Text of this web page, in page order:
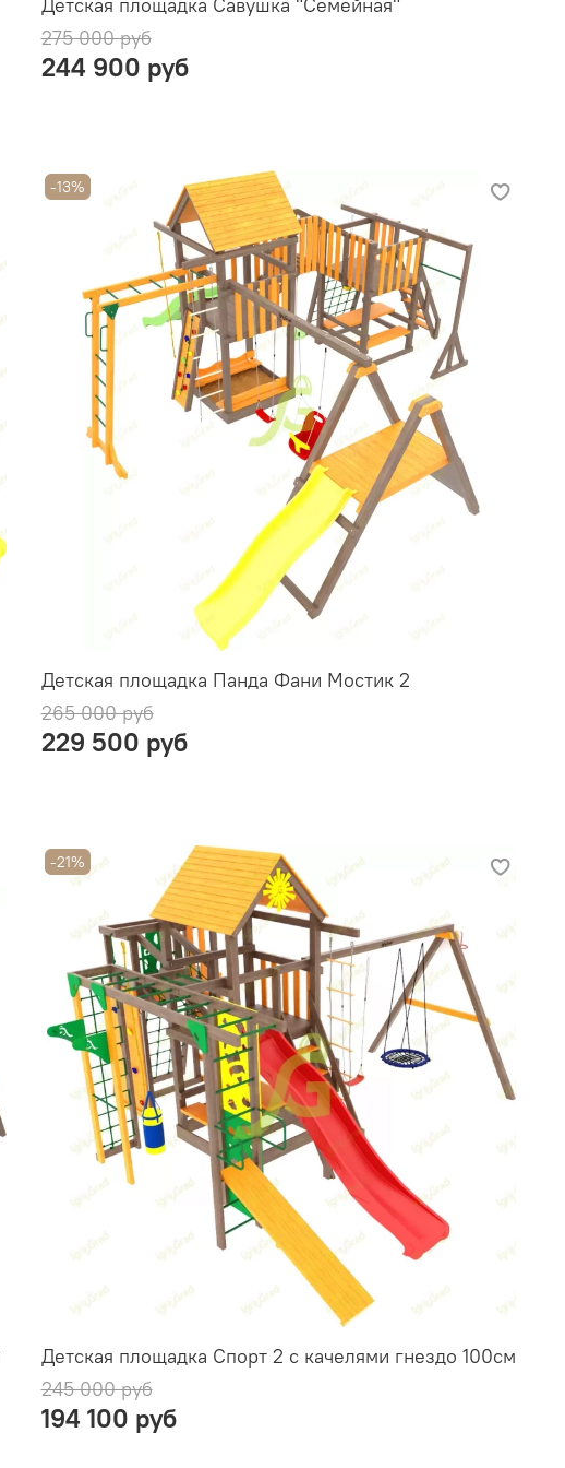
275 000 руб
244 900 руб
-13%
Детская площадка Панда Фани Мостик 2
265 000 руб
229 500 руб
-21%
Детская площадка Спорт 2 с качелями гнездо 100см
245 000 руб
194 100 руб